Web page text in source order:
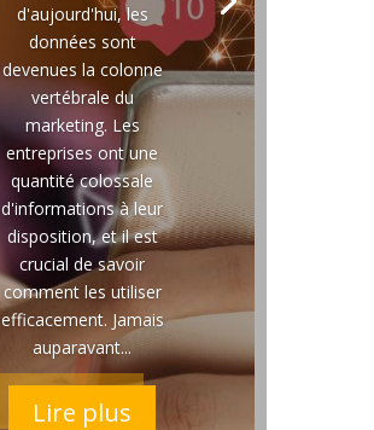
d'aujourd'hui, les
données sont
devenues la colonne
vertébrale du
marketing. Les
entreprises ont une
quantité colossale
d'informations à leur
disposition, et il est
crucial de savoir
comment les utiliser
efficacement. Jamais
auparavant...
Lire plus